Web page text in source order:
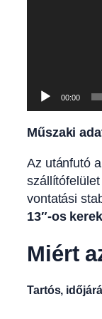
00:00
Műszaki
Az utánfutó
vontatási
13″-os
Miért
Tartós,